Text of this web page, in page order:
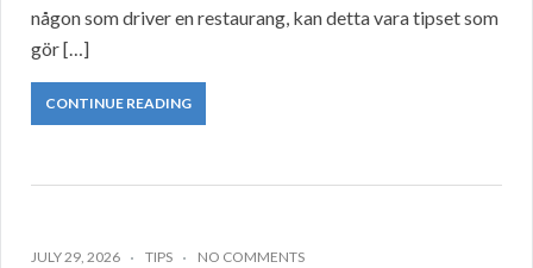
någon som driver en restaurang, kan detta vara tipset som
gör […]
CONTINUE READING
JULY 29, 2026 TIPS NO COMMENTS